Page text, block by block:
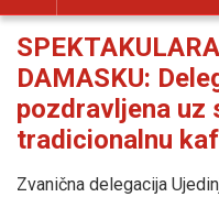
DAMASKU:
pozdravljena uz
tradicionalnu
Zvanična delegacija